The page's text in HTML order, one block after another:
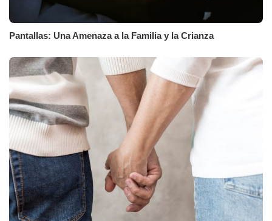
Pantallas: Una Amenaza a la Familia y la Crianza